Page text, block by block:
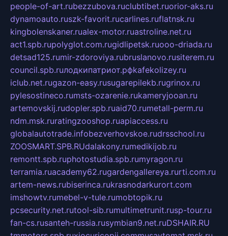
people-of-art.rubezzubova.ruclubtibet.ruorior-aks.ru
dynamoauto.ruszk-favorit.rucarlines.ruflatnsk.ru
kingbolenskaner.rualex-motor.ruastroline.net.ru
act1.spb.rupolyglot.com.rugidlipetsk.ruooo-driada.ru
detsad125.rumir-zdoroviya.rubruslanovo.rusiterem.ru
council.spb.ruлодкипатриот.рфkafekolizey.ru
iclub.net.rugazon-easy.rusugarepilekb.rugrinox.ru
pylesostineco.rumsts-ozarenie.rukameryjooan.ru
artemovskij.rudopler.spb.ruaid70.rumetall-perm.ru
ndm.msk.ruratingzooshop.ruapiaccess.ru
globalautotrade.infobezverhovskoe.rudrsschool.ru
ZOOSMART.SPB.RUdalakony.rumedikijob.ru
remontt.spb.ruphotostudia.spb.rumyragon.ru
terramia.ruacademy62.rugardengallereya.rurti.com.ru
artem-news.rubiserinca.rukrasnodarkurort.com
imshowtv.rumebel-v-tule.rumobtopik.ru
pcsecurity.net.rutool-sib.rumultimetrunit.rusp-tour.ru
fan-cs.rusanteh-russia.rusymbian9.net.ruDSHAIR.RU